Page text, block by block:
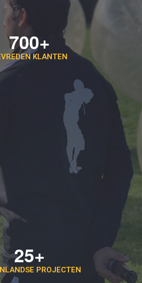
700+
KLANTEN
25+
PROJECTEN